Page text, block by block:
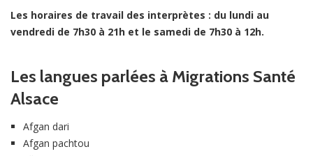
Les horaires de travail des interprètes : du lundi au
vendredi de 7h30 à 21h et le samedi de 7h30 à 12h.
Les langues parlées à Migrations Santé
Alsace
Afgan dari
Afgan pachtou